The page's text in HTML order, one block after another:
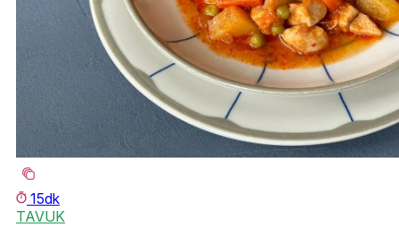
15dk
TAVUK